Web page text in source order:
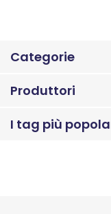
Categorie
Produttori
I tag più